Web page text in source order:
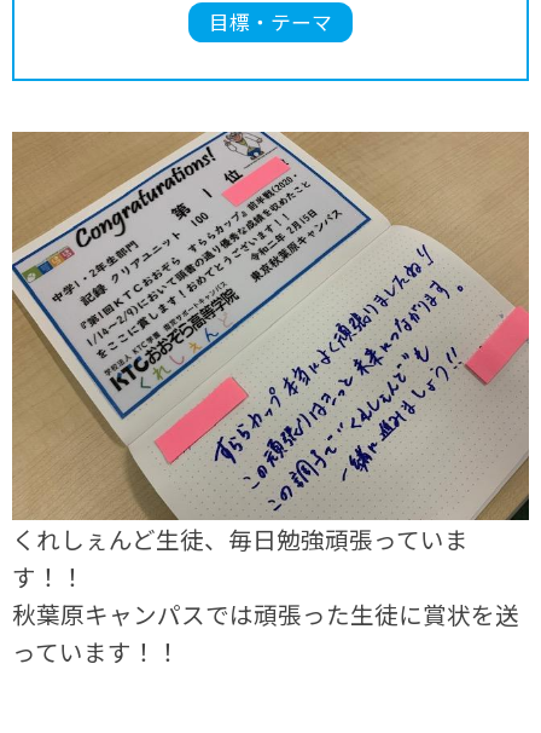
目標・テーマ
くれしぇんど生徒、毎日勉強頑張っていま
す！！
秋葉原キャンパスでは頑張った生徒に賞状を送
っています！！